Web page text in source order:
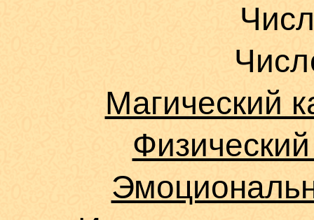
Магический